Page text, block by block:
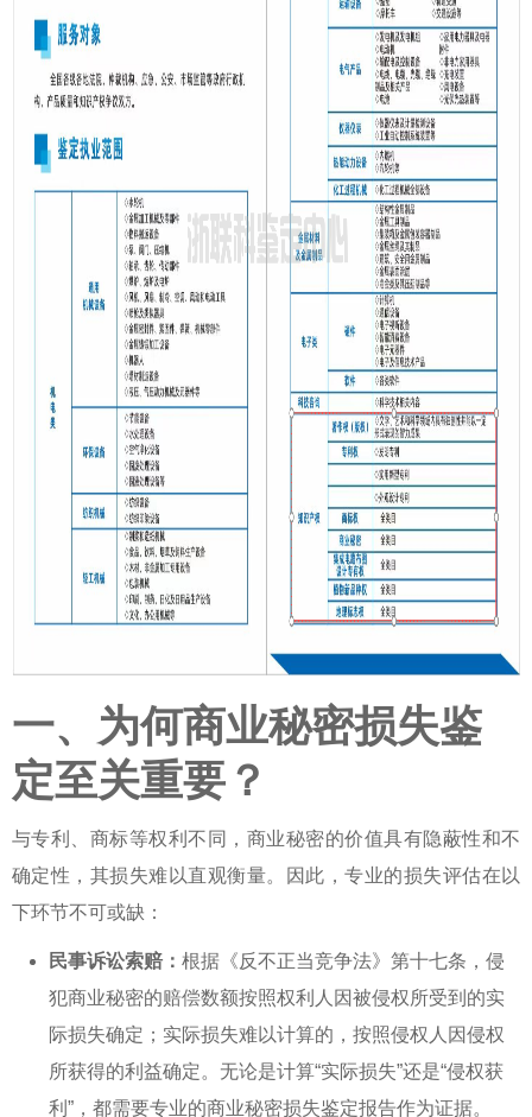
一、为何商业秘密损失鉴
定至关重要？
与专利、商标等权利不同，商业秘密的价值具有隐蔽性和不
确定性，其损失难以直观衡量。因此，专业的损失评估在以
下环节不可或缺：
民事诉讼索赔：根据《反不正当竞争法》第十七条，侵
犯商业秘密的赔偿数额按照权利人因被侵权所受到的实
际损失确定；实际损失难以计算的，按照侵权人因侵权
所获得的利益确定。无论是计算“实际损失”还是“侵权获
利”，都需要专业的商业秘密损失鉴定报告作为证据。